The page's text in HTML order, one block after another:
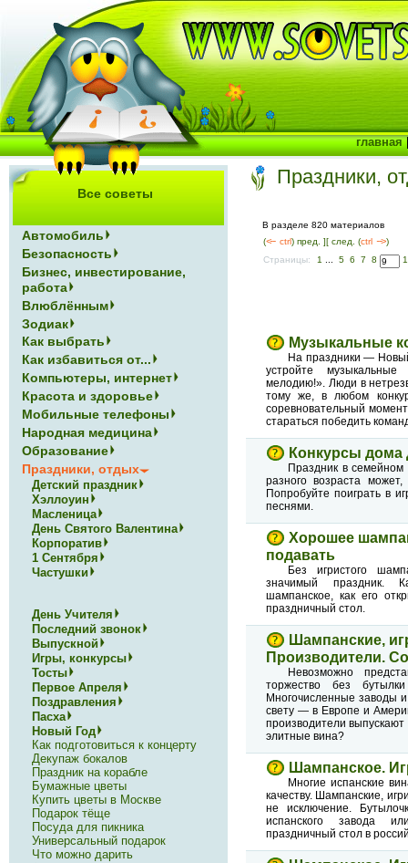
Праздники,
В разделе 820 материалов
(<-- ctrl) пред. ][ след. (ctrl --> )
Страницы:
1 5 6 7 8
Музыкальные
На праздники —
устройте
мелодию!». Люди в
тому же, в любом
соревновательный
стараться победить
Конкурсы дома
Праздник в семейном
разного возраста
Попробуйте поиграть в
песнями.
Хорошее
подавать
Без игристого
значимый праздник.
шампанское, как его
праздничный стол.
Шампанские,
Производители.
Невозможно
торжество без
Многочисленные заводы
свету — в Европе и
производители
элитные вина?
Шампанское.
Многие испанские
качеству. Шампанские,
не исключение.
испанского завода
праздничный стол в
Все советы
Автомобиль
Безопасность
Бизнес, инвестирование,
работа
Влюблённым
Зодиак
Как выбрать
Как избавиться от...
Компьютеры, интернет
Красота и здоровье
Мобильные телефоны
Народная медицина
Образование
Праздники, отдых
Детский праздник
Хэллоуин
Масленица
День Святого Валентина
Корпоратив
1 Сентября
Частушки
День Учителя
Последний звонок
Выпускной
Игры, конкурсы
Тосты
Первое Апреля
Поздравления
Пасха
Новый Год
Как подготовиться к концерту
Декупаж бокалов
Праздник на корабле
Бумажные цветы
Купить цветы в Москве
Подарок тёще
Посуда для пикника
Универсальный подарок
Что можно дарить
главная